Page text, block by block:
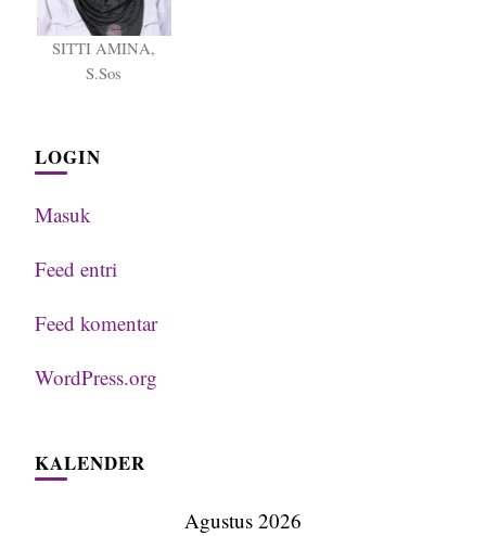
SITTI AMINA,
S.Sos
LOGIN
Masuk
Feed entri
Feed komentar
WordPress.org
KALENDER
Agustus 2026